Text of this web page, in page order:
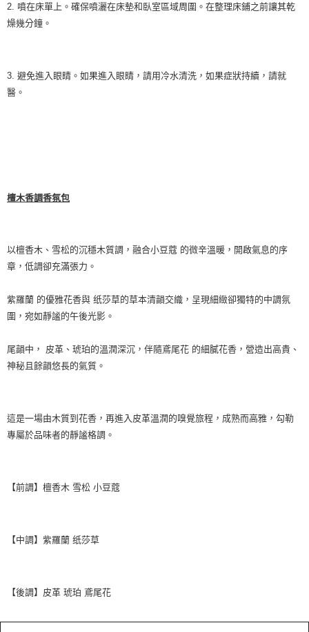
2. 噴在床單上。確保噴灑在床墊和臥室區域周圍。在整理床鋪之前讓其乾
燥幾分鐘。
3. 避免進入眼睛。如果進入眼睛，請用冷水清洗，如果症狀持續，請就
醫。
檀木香調香氛包
以檀香木、雪松的沉穩木質調，融合小豆蔻 的微辛溫暖，開啟氣息的序
章，低調卻充滿張力。
紫羅蘭 的優雅花香與 纸莎草的草本清韻交織，呈現細緻卻獨特的中調氛
圍，宛如靜謐的午後光影。
尾韻中， 皮革、琥珀的溫潤深沉，伴隨鳶尾花 的細膩花香，營造出高貴、
神秘且餘韻悠長的氣質。
這是一場由木質到花香，再進入皮革溫潤的嗅覺旅程，成熟而高雅，勾勒
專屬於品味者的靜謐格調。
【前調】檀香木 雪松 小豆蔻
【中調】紫羅蘭 纸莎草
【後調】皮革 琥珀 鳶尾花